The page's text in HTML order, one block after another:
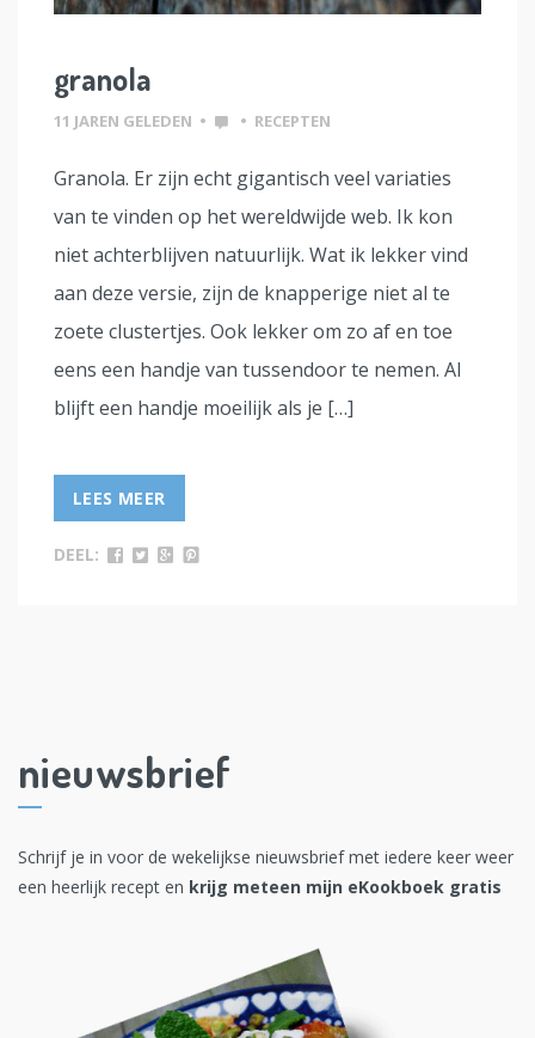
granola
11 JAREN GELEDEN • • RECEPTEN
Granola. Er zijn echt gigantisch veel variaties
van te vinden op het wereldwijde web. Ik kon
niet achterblijven natuurlijk. Wat ik lekker vind
aan deze versie, zijn de knapperige niet al te
zoete clustertjes. Ook lekker om zo af en toe
eens een handje van tussendoor te nemen. Al
blijft een handje moeilijk als je […]
LEES MEER
DEEL:
nieuwsbrief
Schrijf je in voor de wekelijkse nieuwsbrief met iedere keer weer
een heerlijk recept en krijg meteen mijn eKookboek gratis